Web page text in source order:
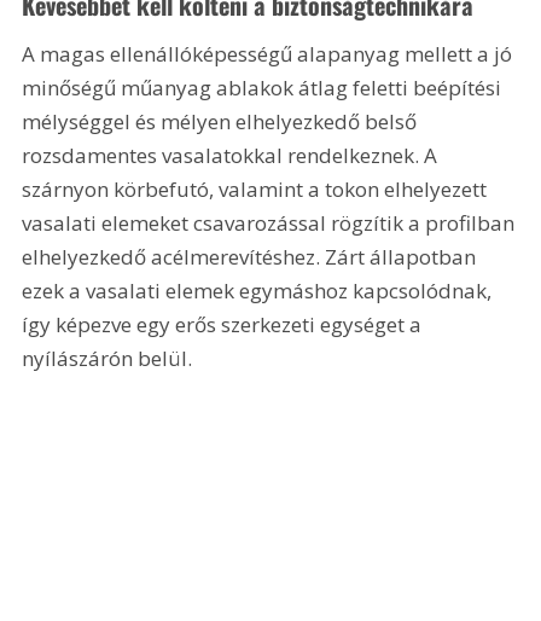
A magas ellenállóképességű alapanyag mellett a jó
minőségű műanyag ablakok átlag feletti beépítési
mélységgel és mélyen elhelyezkedő belső
rozsdamentes vasalatokkal rendelkeznek. A
szárnyon körbefutó, valamint a tokon elhelyezett
vasalati elemeket csavarozással rögzítik a profilban
elhelyezkedő acélmerevítéshez. Zárt állapotban
ezek a vasalati elemek egymáshoz kapcsolódnak,
így képezve egy erős szerkezeti egységet a
nyílászárón belül.